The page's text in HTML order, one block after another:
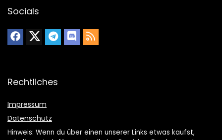
Socials
Rechtliches
Impressum
Datenschutz
Hinweis: Wenn du über einen unserer Links etwas kaufst,